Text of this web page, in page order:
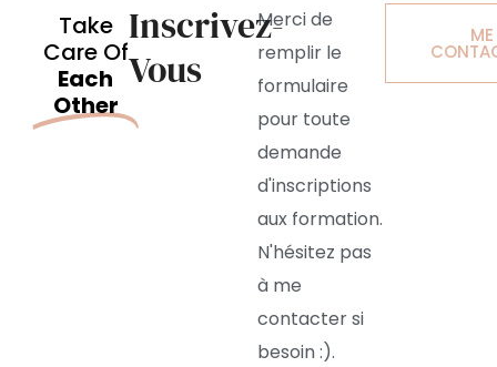
Take
Care Of
Each
Other
Inscrivez-
Vous
Merci de
remplir le
formulaire
pour toute
demande
d'inscriptions
aux formation.
N'hésitez pas
à me
contacter si
besoin :).
ME